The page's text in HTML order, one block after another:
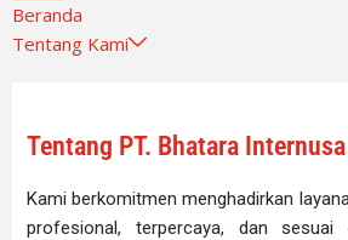
Beranda
Tentang Kami
Tentang PT. Bhatara
Kami berkomitmen menghadirkan
profesional, terpercaya, dan sesuai